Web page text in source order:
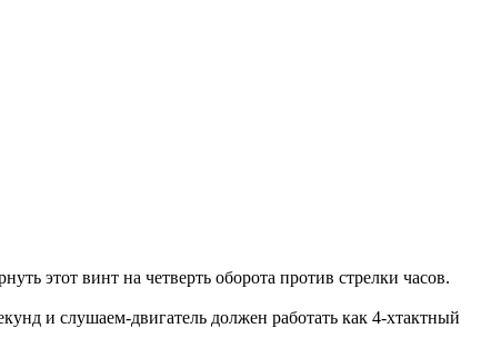
этот винт на четверть оборота против стрелки часов.
и слушаем-двигатель должен работать как 4-хтактный